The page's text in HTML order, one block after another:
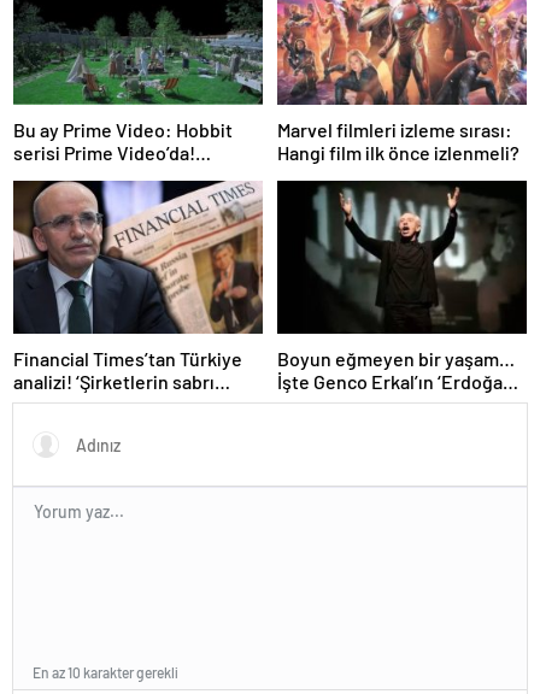
Bu ay Prime Video: Hobbit
serisi Prime Video’da!
Vinci Şifresi, Arda Turan:
Yüzleşme ve daha fazlası…
Marvel filmleri izleme sırası:
Hangi film ilk önce izlenmeli?
Financial Times’tan Türkiye
analizi! ‘Şirketlerin sabrı
tükeniyor’
Boyun eğmeyen bir yaşam…
İşte Genco Erkal’ın ‘Erdoğan’a
hakaret’ savunması: Sürüden
En az 10 karakter gerekli